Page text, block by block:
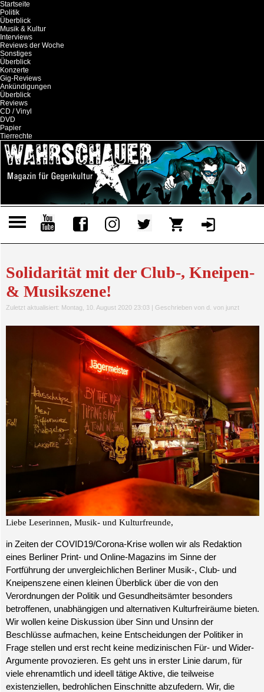
Startseite
Politik
Überblick
Musik & Kultur
Interviews
Reviews der Woche
Sonstiges
Überblick
Konzerte
Gig-Reviews
Ankündigungen
Überblick
Reviews
CD / Vinyl
DVD
Papier
Tierrechte
Solidarität mit der Club-, Kneipen-
& Musikszene!
Zuletzt aktualisiert: Montag, 10. August 2020 23:03| Geschrieben von d. von junzt
Liebe Leserinnen, Musik- und Kulturfreunde,
in Zeiten der COVID19/Corona-Krise wollen wir als Redaktion
eines Berliner Print- und Online-Magazins im Sinne der
Fortführung der unvergleichlichen Berliner Musik-, Club- und
Kneipenszene einen kleinen Überblick über die von den
Verordnungen der Politik und Gesundheitsämter besonders
betroffenen, unabhängigen und alternativen Kulturfreiräume bieten.
Wir wollen keine Diskussion über Sinn und Unsinn der
Beschlüsse aufmachen, keine Entscheidungen der Politiker in
Frage stellen und erst recht keinemedizinischen Für- und Wider-
Argumente provozieren. Es geht uns in erster Linie darum, für
viele ehrenamtlich und ideell tätige Aktive, die teilweise
existenziellen, bedrohlichen Einschnitte abzufedern. Wir, die